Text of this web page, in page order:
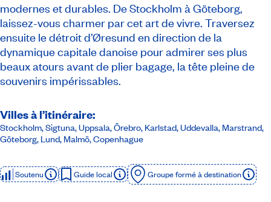
modernes et durables. De Stockholm à Göteborg,
laissez-vous charmer par cet art de vivre. Traversez
ensuite le détroit d’Øresund en direction de la
dynamique capitale danoise pour admirer ses plus
beaux atours avant de plier bagage, la tête pleine de
souvenirs impérissables.
Villes à l’itinéraire:
Stockholm, Sigtuna, Uppsala, Örebro, Karlstad, Uddevalla, Marstrand,
Göteborg, Lund, Malmö, Copenhague
Soutenu Guide local Groupe formé à destination